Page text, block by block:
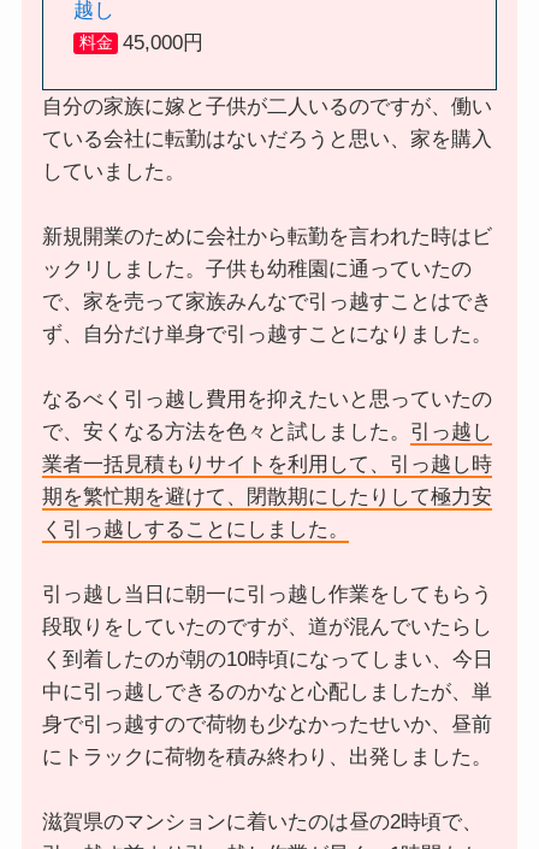
越し
料金 45,000円
自分の家族に嫁と子供が二人いるのですが、働い
ている会社に転勤はないだろうと思い、家を購入
していました。
新規開業のために会社から転勤を言われた時はビ
ックリしました。子供も幼稚園に通っていたの
で、家を売って家族みんなで引っ越すことはでき
ず、自分だけ単身で引っ越すことになりました。
なるべく引っ越し費用を抑えたいと思っていたの
で、安くなる方法を色々と試しました。 引っ越し
業者一括見積もりサイトを利用して、引っ越し時
期を繁忙期を避けて、閉散期にしたりして極力安
く引っ越しすることにしました。
引っ越し当日に朝一に引っ越し作業をしてもらう
段取りをしていたのですが、道が混んでいたらし
く到着したのが朝の10時頃になってしまい、今日
中に引っ越しできるのかなと心配しましたが、単
身で引っ越すので荷物も少なかったせいか、昼前
にトラックに荷物を積み終わり、出発しました。
滋賀県のマンションに着いたのは昼の2時頃で、